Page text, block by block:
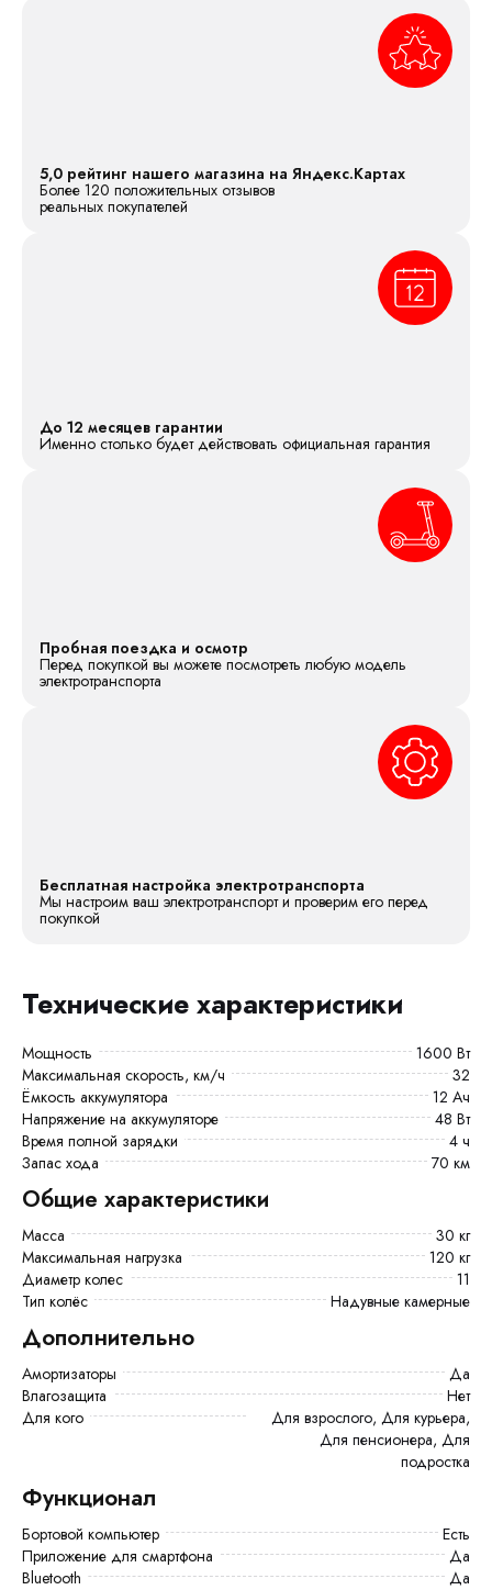
5,0 рейтинг нашего магазина на Яндекс.Картах
Более 120 положительных отзывов
реальных покупателей
До 12 месяцев гарантии
Именно столько будет действовать официальная гарантия
Пробная поездка и осмотр
Перед покупкой вы можете посмотреть любую модель
электротранспорта
Бесплатная настройка электротранспорта
Мы настроим ваш электротранспорт и проверим его перед
покупкой
Технические характеристики
Мощность
1600 Вт
Максимальная скорость, км/ч
32
Ёмкость аккумулятора
12 Ач
Напряжение на аккумуляторе
48 Вт
Время полной зарядки
4 ч
Запас хода
70 км
Общие характеристики
Масса
30 кг
Максимальная нагрузка
120 кг
Диаметр колес
11
Тип колёс
Надувные камерные
Дополнительно
Амортизаторы
Да
Влагозащита
Нет
Для кого
Для взрослого, Для курьера,
Для пенсионера, Для
подростка
Функционал
Бортовой компьютер
есть
Приложение для смартфона
Да
Bluetooth
да